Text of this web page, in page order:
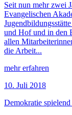
Seit nun mehr zwei
Evangelischen
und Hof und in den
allen
die Arbeit...
mehr erfahren
10. Juli 2018
Demokratie spielend